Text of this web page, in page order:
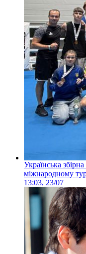
Українська
міжнародному
13:03, 23/07